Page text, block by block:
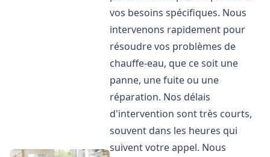
vos besoins spécifiques. Nous
intervenons rapidement pour
résoudre vos problèmes de
chauffe-eau, que ce soit une
panne, une fuite ou une
réparation. Nos délais
d'intervention sont très courts,
souvent dans les heures qui
suivent votre appel. Nous